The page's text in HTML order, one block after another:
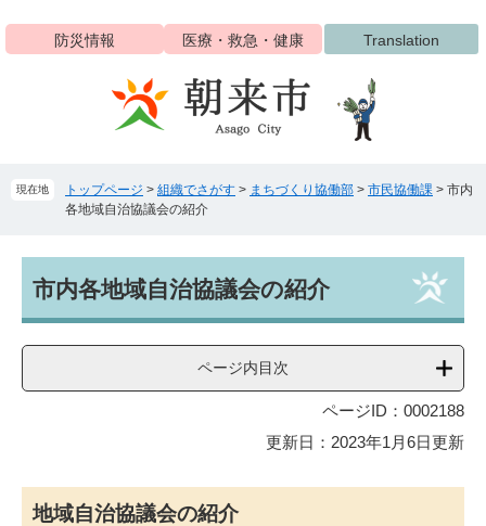
ジ
ュ
防災情報 医療・救急・健康 Translation
現在地 トップページ > 組織でさがす > まちづくり協働部 > 市民協働課 > 市内
各地域自治協議会の紹介
文市内各地域自治協議会の紹介
ページ内目次
ページID：0002188
更新日：2023年1月6日更新
地域自治協議会の紹介